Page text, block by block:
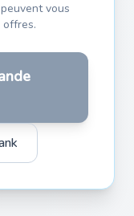
vous
offres.